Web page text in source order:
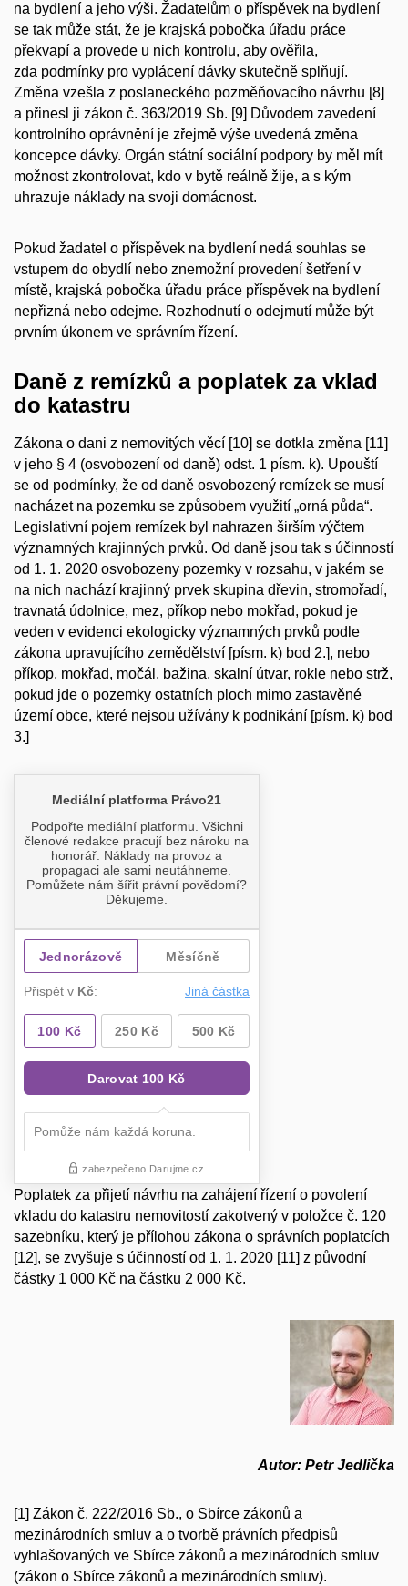
na bydlení a jeho výši. Žadatelům o příspěvek na bydlení
se tak může stát, že je krajská pobočka úřadu práce
překvapí a provede u nich kontrolu, aby ověřila,
zda podmínky pro vyplácení dávky skutečně splňují.
Změna vzešla z poslaneckého pozměňovacího návrhu [8]
a přinesl ji zákon č. 363/2019 Sb. [9] Důvodem zavedení
kontrolního oprávnění je zřejmě výše uvedená změna
koncepce dávky. Orgán státní sociální podpory by měl mít
možnost zkontrolovat, kdo v bytě reálně žije, a s kým
uhrazuje náklady na svoji domácnost.
Pokud žadatel o příspěvek na bydlení nedá souhlas se
vstupem do obydlí nebo znemožní provedení šetření v
místě, krajská pobočka úřadu práce příspěvek na bydlení
nepřizná nebo odejme. Rozhodnutí o odejmutí může být
prvním úkonem ve správním řízení.
Daně z remízků a poplatek za vklad
do katastru
Zákona o dani z nemovitých věcí [10] se dotkla změna [11]
v jeho § 4 (osvobození od daně) odst. 1 písm. k). Upouští
se od podmínky, že od daně osvobozený remízek se musí
nacházet na pozemku se způsobem využití „orná půda“.
Legislativní pojem remízek byl nahrazen širším výčtem
významných krajinných prvků. Od daně jsou tak s účinností
od 1. 1. 2020 osvobozeny pozemky v rozsahu, v jakém se
na nich nachází krajinný prvek skupina dřevin, stromořadí,
travnatá údolnice, mez, příkop nebo mokřad, pokud je
veden v evidenci ekologicky významných prvků podle
zákona upravujícího zemědělství [písm. k) bod 2.], nebo
příkop, mokřad, močál, bažina, skalní útvar, rokle nebo strž,
pokud jde o pozemky ostatních ploch mimo zastavěné
území obce, které nejsou užívány k podnikání [písm. k) bod
3.]
Poplatek za přijetí návrhu na zahájení řízení o povolení
vkladu do katastru nemovitostí zakotvený v položce č. 120
sazebníku, který je přílohou zákona o správních poplatcích
[12], se zvyšuje s účinností od 1. 1. 2020 [11] z původní
částky 1 000 Kč na částku 2 000 Kč.
Autor: Petr Jedlička
[1] Zákon č. 222/2016 Sb., o Sbírce zákonů a
mezinárodních smluv a o tvorbě právních předpisů
vyhlašovaných ve Sbírce zákonů a mezinárodních smluv
(zákon o Sbírce zákonů a mezinárodních smluv).